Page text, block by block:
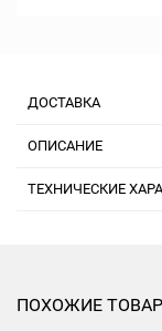
ДОСТАВКА
ОПИСАНИЕ
ТЕХНИЧЕСКИЕ
ПОХОЖИЕ